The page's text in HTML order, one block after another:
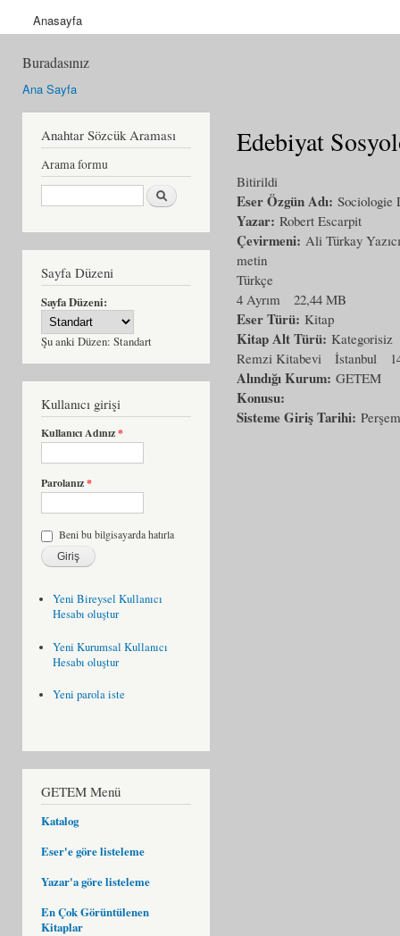
Anasayfa
Buradasınız
Ana Sayfa
Anahtar Sözcük Araması
Arama formu
Ara
Sayfa Düzeni
Sayfa Düzeni:
Şu anki Düzen: Standart
Kullanıcı girişi
Kullanıcı Adınız*
Parolanız*
Beni bu bilgisayarda hatırla
Yeni Bireysel Kullanıcı
Hesabı oluştur
Yeni Kurumsal Kullanıcı
Hesabı oluştur
Yeni parola iste
GETEM Menü
Katalog
Eser'e göre listeleme
Yazar'a göre listeleme
En Çok Görüntülenen
Kitaplar
Edebiyat
Bitirildi
Eser Özgün Adı: Sociologie
Yazar: Robert Escarpit
Çevirmeni: Ali Türkay Yazıcı
metin
Türkçe
4 Ayrım
22,44 MB
Eser Türü: Kitap
Kitap Alt Türü: Kategorisiz
Remzi Kitabevi
İstanbul
Alındığı Kurum: GETEM
Konusu:
Sisteme Giriş Tarihi: